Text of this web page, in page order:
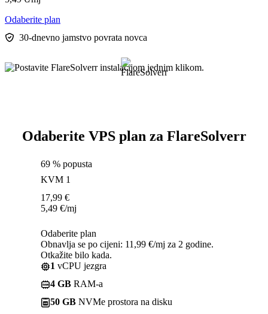
Odaberite plan
30-dnevno jamstvo povrata novca
Odaberite VPS plan za FlareSolverr
69 % popusta
KVM 1
17,99 €
5,49 €/mj
Odaberite plan
Obnavlja se po cijeni: 11,99 €/mj za 2 godine.
Otkažite bilo kada.
1 vCPU jezgra
4 GB RAM-a
50 GB NVMe prostora na disku